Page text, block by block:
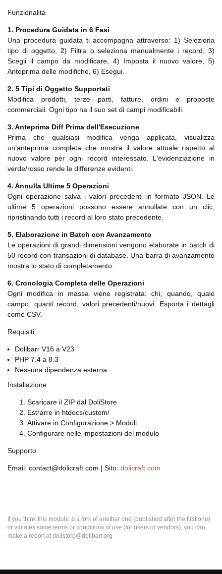
Funzionalita
1. Procedura Guidata in 6 Fasi
Una procedura guidata ti accompagna attraverso: 1) Seleziona
tipo di oggetto, 2) Filtra o seleziona manualmente i record, 3)
Scegli il campo da modificare, 4) Imposta il nuovo valore, 5)
Anteprima delle modifiche, 6) Esegui.
2. 5 Tipi di Oggetto Supportati
Modifica prodotti, terze parti, fatture, ordini e proposte
commerciali. Ogni tipo ha il suo set di campi modificabili.
3. Anteprima Diff Prima dell'Esecuzione
Prima che qualsiasi modifica venga applicata, visualizza
un'anteprima completa che mostra il valore attuale rispetto al
nuovo valore per ogni record interessato. L'evidenziazione in
verde/rosso rende le differenze evidenti.
4. Annulla Ultime 5 Operazioni
Ogni operazione salva i valori precedenti in formato JSON. Le
ultime 5 operazioni possono essere annullate con un clic,
ripristinando tutti i record al loro stato precedente.
5. Elaborazione in Batch con Avanzamento
Le operazioni di grandi dimensioni vengono elaborate in batch di
50 record con transazioni di database. Una barra di avanzamento
mostra lo stato di completamento.
6. Cronologia Completa delle Operazioni
Ogni modifica in massa viene registrata: chi, quando, quale
campo, quanti record, valori precedenti/nuovi. Esporta i dettagli
come CSV.
Requisiti
Dolibarr V16 a V23
PHP 7.4 a 8.3
Nessuna dipendenza esterna
Installazione
Scaricare il ZIP dal DoliStore
Estrarre in htdocs/custom/
Attivare in Configurazione > Moduli
Configurare nelle impostazioni del modulo
Supporto
Email: contact@dolicraft.com | Sito: dolicraft.com
If you think this module is a fork of another one (published after the first one)
or violates some terms or conditions of use (for users or vendors), you can
make a report at dolistore@dolibarr.org